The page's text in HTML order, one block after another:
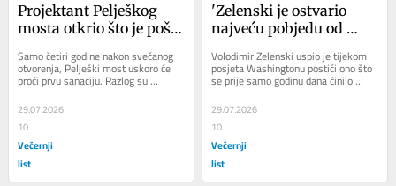
Projektant Pelješkog
mosta otkrio što je pošlo
napravljene glavne
greške'
Samo četiri godine nakon svečanog
otvorenja, Pelješki most uskoro će
proći prvu sanaciju. Razlog su
pukotine koje su se pojavile u
zaštitnom...
29.07.2026
10
Večernji
list
'Zelenski je ostvario
najveću pobjedu od
Volodimir Zelenski uspio je tijekom
posjeta Washingtonu postići ono što
se prije samo godinu dana činilo
gotovo nezamislivim, uvjeriti dio...
29.07.2026
10
Večernji
list